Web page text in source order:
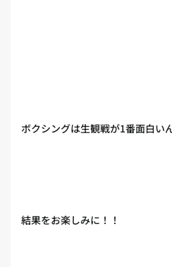
ボクシングは生観戦が1番面白い
結果をお楽しみに！！